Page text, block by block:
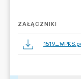
ZAŁĄCZNIKI